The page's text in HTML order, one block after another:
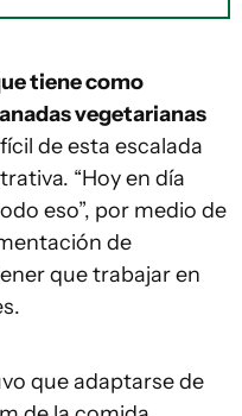
tiene como
vegetarianas
de esta escalada
“Hoy en día
eso”, por medio de
de
que trabajar en
que adaptarse de